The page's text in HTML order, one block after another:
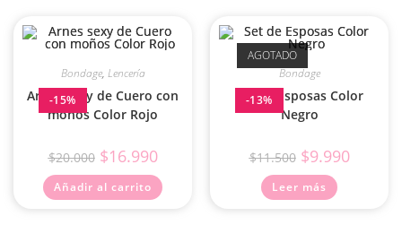
-15%
Bondage, Lencería
Arnes sexy de Cuero con
moños Color Rojo
$20.000 $16.990
Añadir al carrito
AGOTADO
-13%
Bondage
Set de Esposas Color
Negro
$11.500 $9.990
Leer más